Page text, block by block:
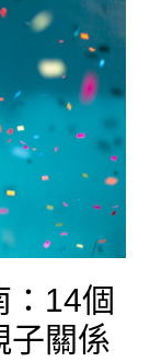
：14個
子關係